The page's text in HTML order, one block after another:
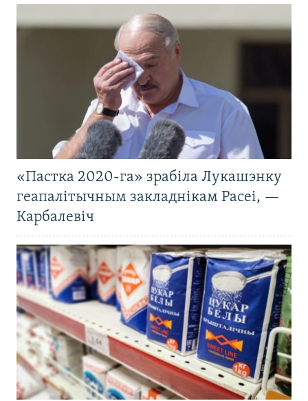
«Пастка 2020-га» зрабіла Лукашэнку
геапалітычным закладнікам Расеі, —
Карбалевіч